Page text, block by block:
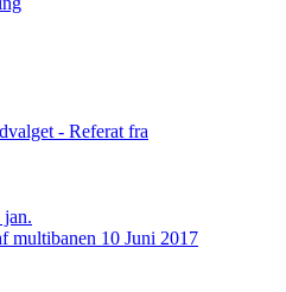
- Referat fra
jan.
multibanen 10 Juni 2017